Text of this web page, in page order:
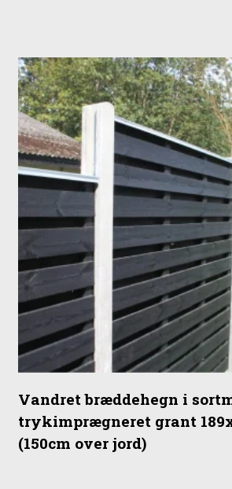
Vandret bræddehegn i
trykimprægneret grant
(150cm over jord)